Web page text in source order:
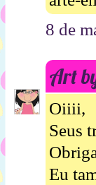
8 de
Art
Oiiii,
Seus
Eu